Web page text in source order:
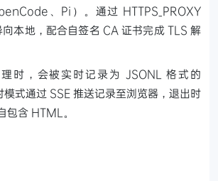
、Pi）。通过 HTTPS_PROXY
本地，配合自签名 CA 证书完成 TLS 解
时，会被实时记录为 JSONL 格式的
式通过 SSE 推送记录至浏览器，退出时
含 HTML。